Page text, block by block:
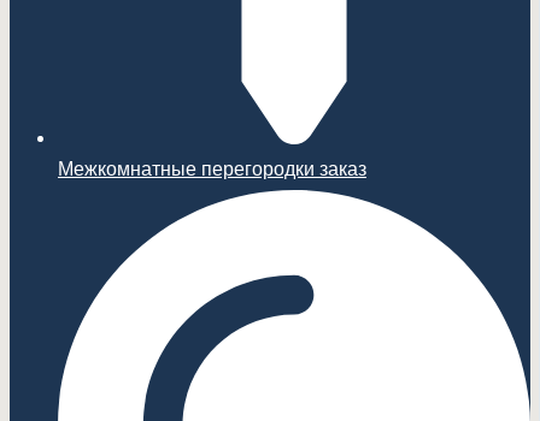
Межкомнатные перегородки заказ